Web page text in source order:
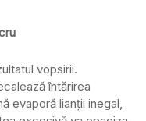
vopsirii.
întărirea
evaporă lianții inegal,